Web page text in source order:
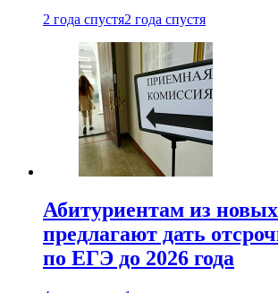
2 года спустя2 года спустя
Абитуриентам из
предлагают дать
по ЕГЭ до 2026 года